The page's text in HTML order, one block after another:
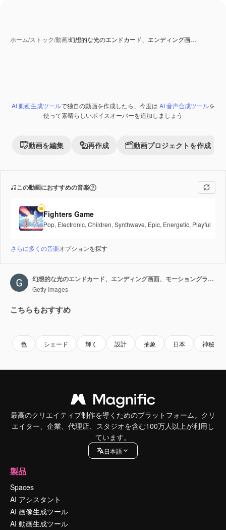
ホーム/ストック/動画/幻想的な光のエンドカード、エンディング画…
Premium
AI 動画生成ツールで独自の動画を作成したら、今度は AI 音声合成ツールを
使って素晴らしいボイスオーバーを追加しましょう
動画を編集 再作成 動画プロジェクトを作成
この動画におすすめの音楽
Fighters Game
Pop, Electronic, Children, Synthwave, Epic, Energetic, Playful
さらに多くの音楽オプションを探す
幻想的な光のエンドカード、エンディング画面、モーショングラフィックス
Getty Images
こちらもおすすめ
色 シェード 輝く 設計 抽象 日本 神秘
最高のクリエイティブ制作を導くためのプラットフォーム。クリ
エイター、企業、代理店、スタジオを含む100万人以上が利用し
ています。
日本語
製品
Spaces
AI アシスタント
AI 画像生成ツール
AI 動画生成ツール